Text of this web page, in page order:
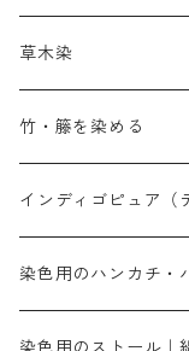
橙色系
青色系
紫色系
緑色系
橙色系
補助薬品
赤色
染色に必要な薬品
アルカリ剤
補助薬品
捺染に必要な材料
捺染糊
内容量：100g
内容量：500g
バィンダー（定着剤）
増粘剤
黄色系
エロ―M3G｜定番の色
エロー ＭＧＲ｜明るい
オレンジ系
オレンヂMG｜黄みの橙
赤色系
赤色系
本洋紅
代用朱黄色口
黄色系
ファストエロ―10GN（
ファストエロ―5GN（黄
青色系
NSBAブルー
群青
白色｜胡粉
黒色｜在庫処分特価
草木染
植物染料
人気のおすすめ植物染料
インド茜・西洋茜の個別
濃染処理剤｜ソルバ
媒染剤
アルミ媒染剤
ソーダ灰｜アルカリ
竹・籐を染める
人気のおすすめ竹・
塩基性染料（混色可
ビスマークブロンB｜赤
オリジナル染料｜ス
インディゴピュア（
初心者向けお試しセ
インディゴピュア
染色用のハンカチ・
45cm×45cm（ハン